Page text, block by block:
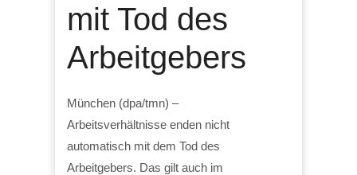
mit Tod des
Arbeitgebers
München (dpa/tmn) –
Arbeitsverhältnisse enden nicht
automatisch mit dem Tod des
Arbeitgebers. Das gilt auch im